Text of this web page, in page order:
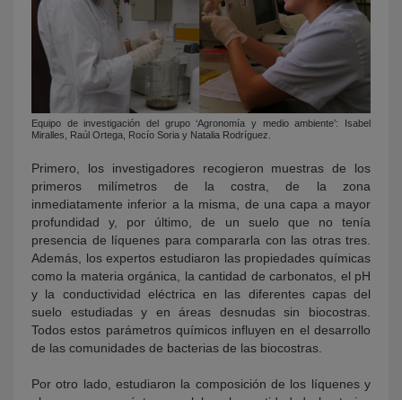
Equipo de investigación del grupo ‘Agronomía y medio ambiente’: Isabel
Miralles, Raúl Ortega, Rocío Soria y Natalia Rodríguez.
Primero, los investigadores recogieron muestras de los
primeros milímetros de la costra, de la zona
inmediatamente inferior a la misma, de una capa a mayor
profundidad y, por último, de un suelo que no tenía
presencia de líquenes para compararla con las otras tres.
Además, los expertos estudiaron las propiedades químicas
como la materia orgánica, la cantidad de carbonatos, el pH
y la conductividad eléctrica en las diferentes capas del
suelo estudiadas y en áreas desnudas sin biocostras.
Todos estos parámetros químicos influyen en el desarrollo
de las comunidades de bacterias de las biocostras.
Por otro lado, estudiaron la composición de los líquenes y